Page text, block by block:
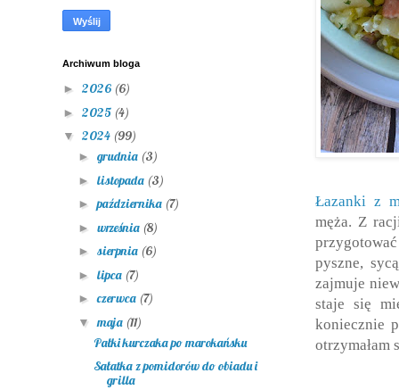
Łazanki z
męża. Z
pyszne,
zajmuje
staje się
koniecznie
otrzymałam
Archiwum bloga
► 2026 (6)
► 2025 (4)
▼ 2024 (99)
► grudnia (3)
► listopada (3)
►października (7)
► września (8)
► sierpnia (6)
► lipca (7)
►czerwca (7)
▼ maja (11)
Pałki kurczaka po marokańsku
Sałatka z pomidorów do obiadu i
grilla